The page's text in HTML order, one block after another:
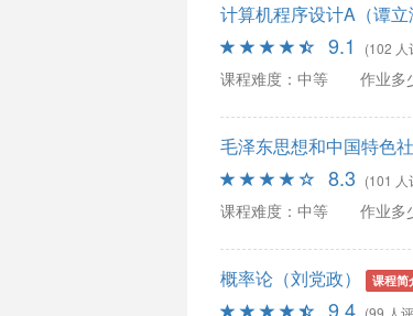
计算机程序设计A（谭立
9.1 (102 人
课程难度：中等 作业多
毛泽东思想和中国特色
8.3 (101 人
课程难度：中等 作业多
概率论（刘党政） 课程简
9.4 (99 人